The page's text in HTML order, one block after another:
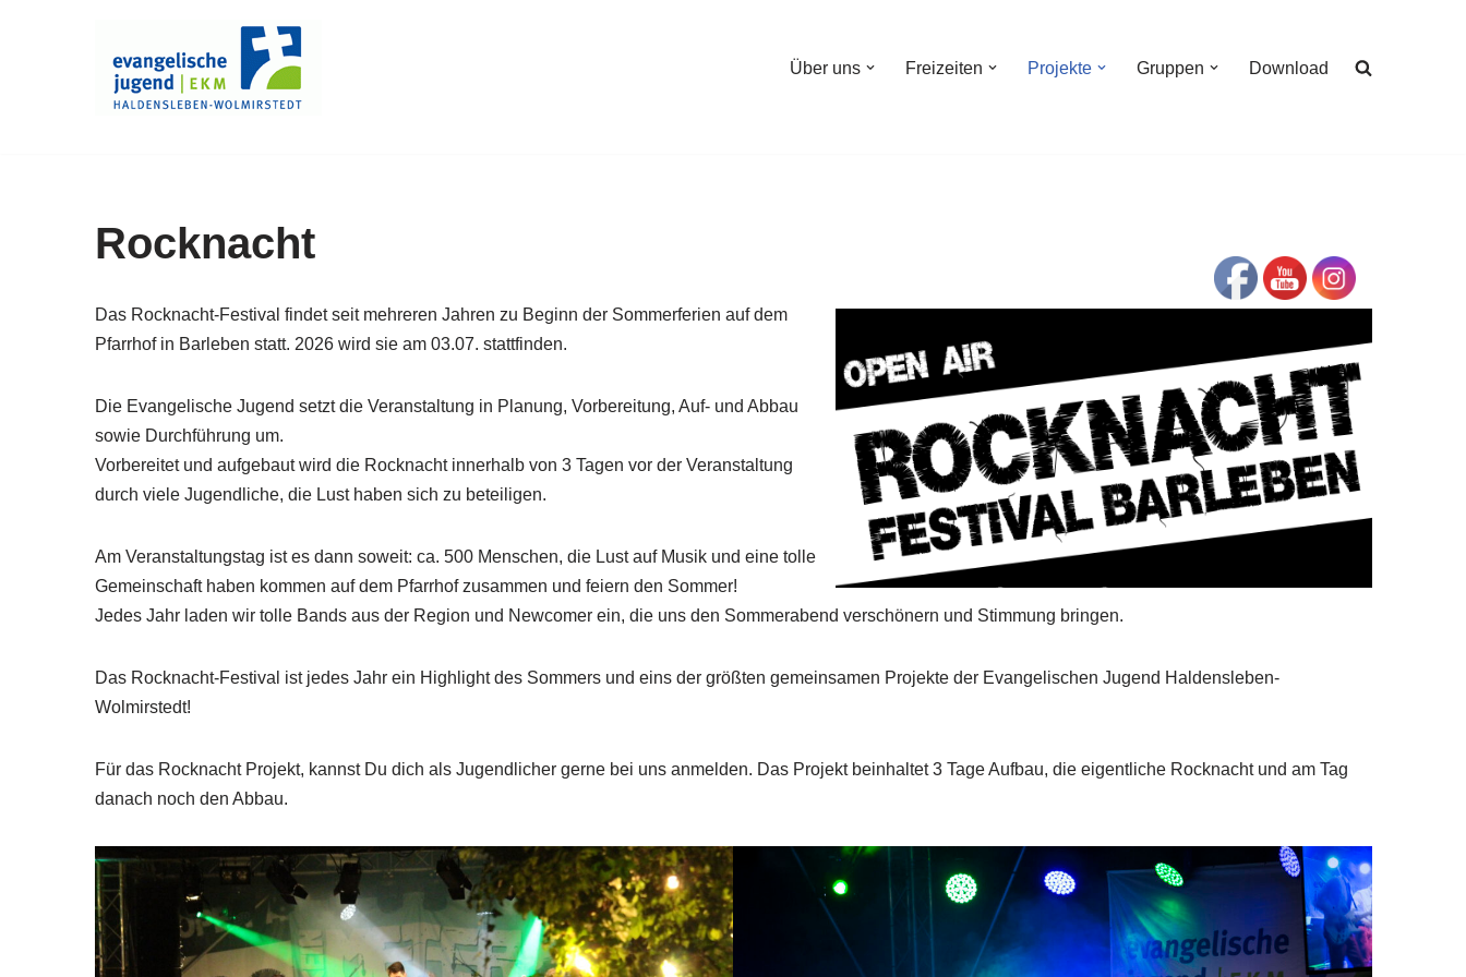
Über uns Freizeiten Projekte Gruppen Download
Rocknacht
Das Rocknacht-Festival findet seit mehreren Jahren zu Beginn der Sommerferien auf dem
Pfarrhof in Barleben statt. 2026 wird sie am 03.07. stattfinden.
Die Evangelische Jugend setzt die Veranstaltung in Planung, Vorbereitung, Auf- und Abbau
sowie Durchführung um.
Vorbereitet und aufgebaut wird die Rocknacht innerhalb von 3 Tagen vor der Veranstaltung
durch viele Jugendliche, die Lust haben sich zu beteiligen.
Am Veranstaltungstag ist es dann soweit: ca. 500 Menschen, die Lust auf Musik und eine tolle
Gemeinschaft haben kommen auf dem Pfarrhof zusammen und feiern den Sommer!
Jedes Jahr laden wir tolle Bands aus der Region und Newcomer ein, die uns den Sommerabend verschönern und Stimmung bringen.
Das Rocknacht-Festival ist jedes Jahr ein Highlight des Sommers und eins der größten gemeinsamen Projekte der Evangelischen Jugend Haldensleben-
Wolmirstedt!
Für das Rocknacht Projekt, kannst Du dich als Jugendlicher gerne bei uns anmelden. Das Projekt beinhaltet 3 Tage Aufbau, die eigentliche Rocknacht und am Tag
danach noch den Abbau.